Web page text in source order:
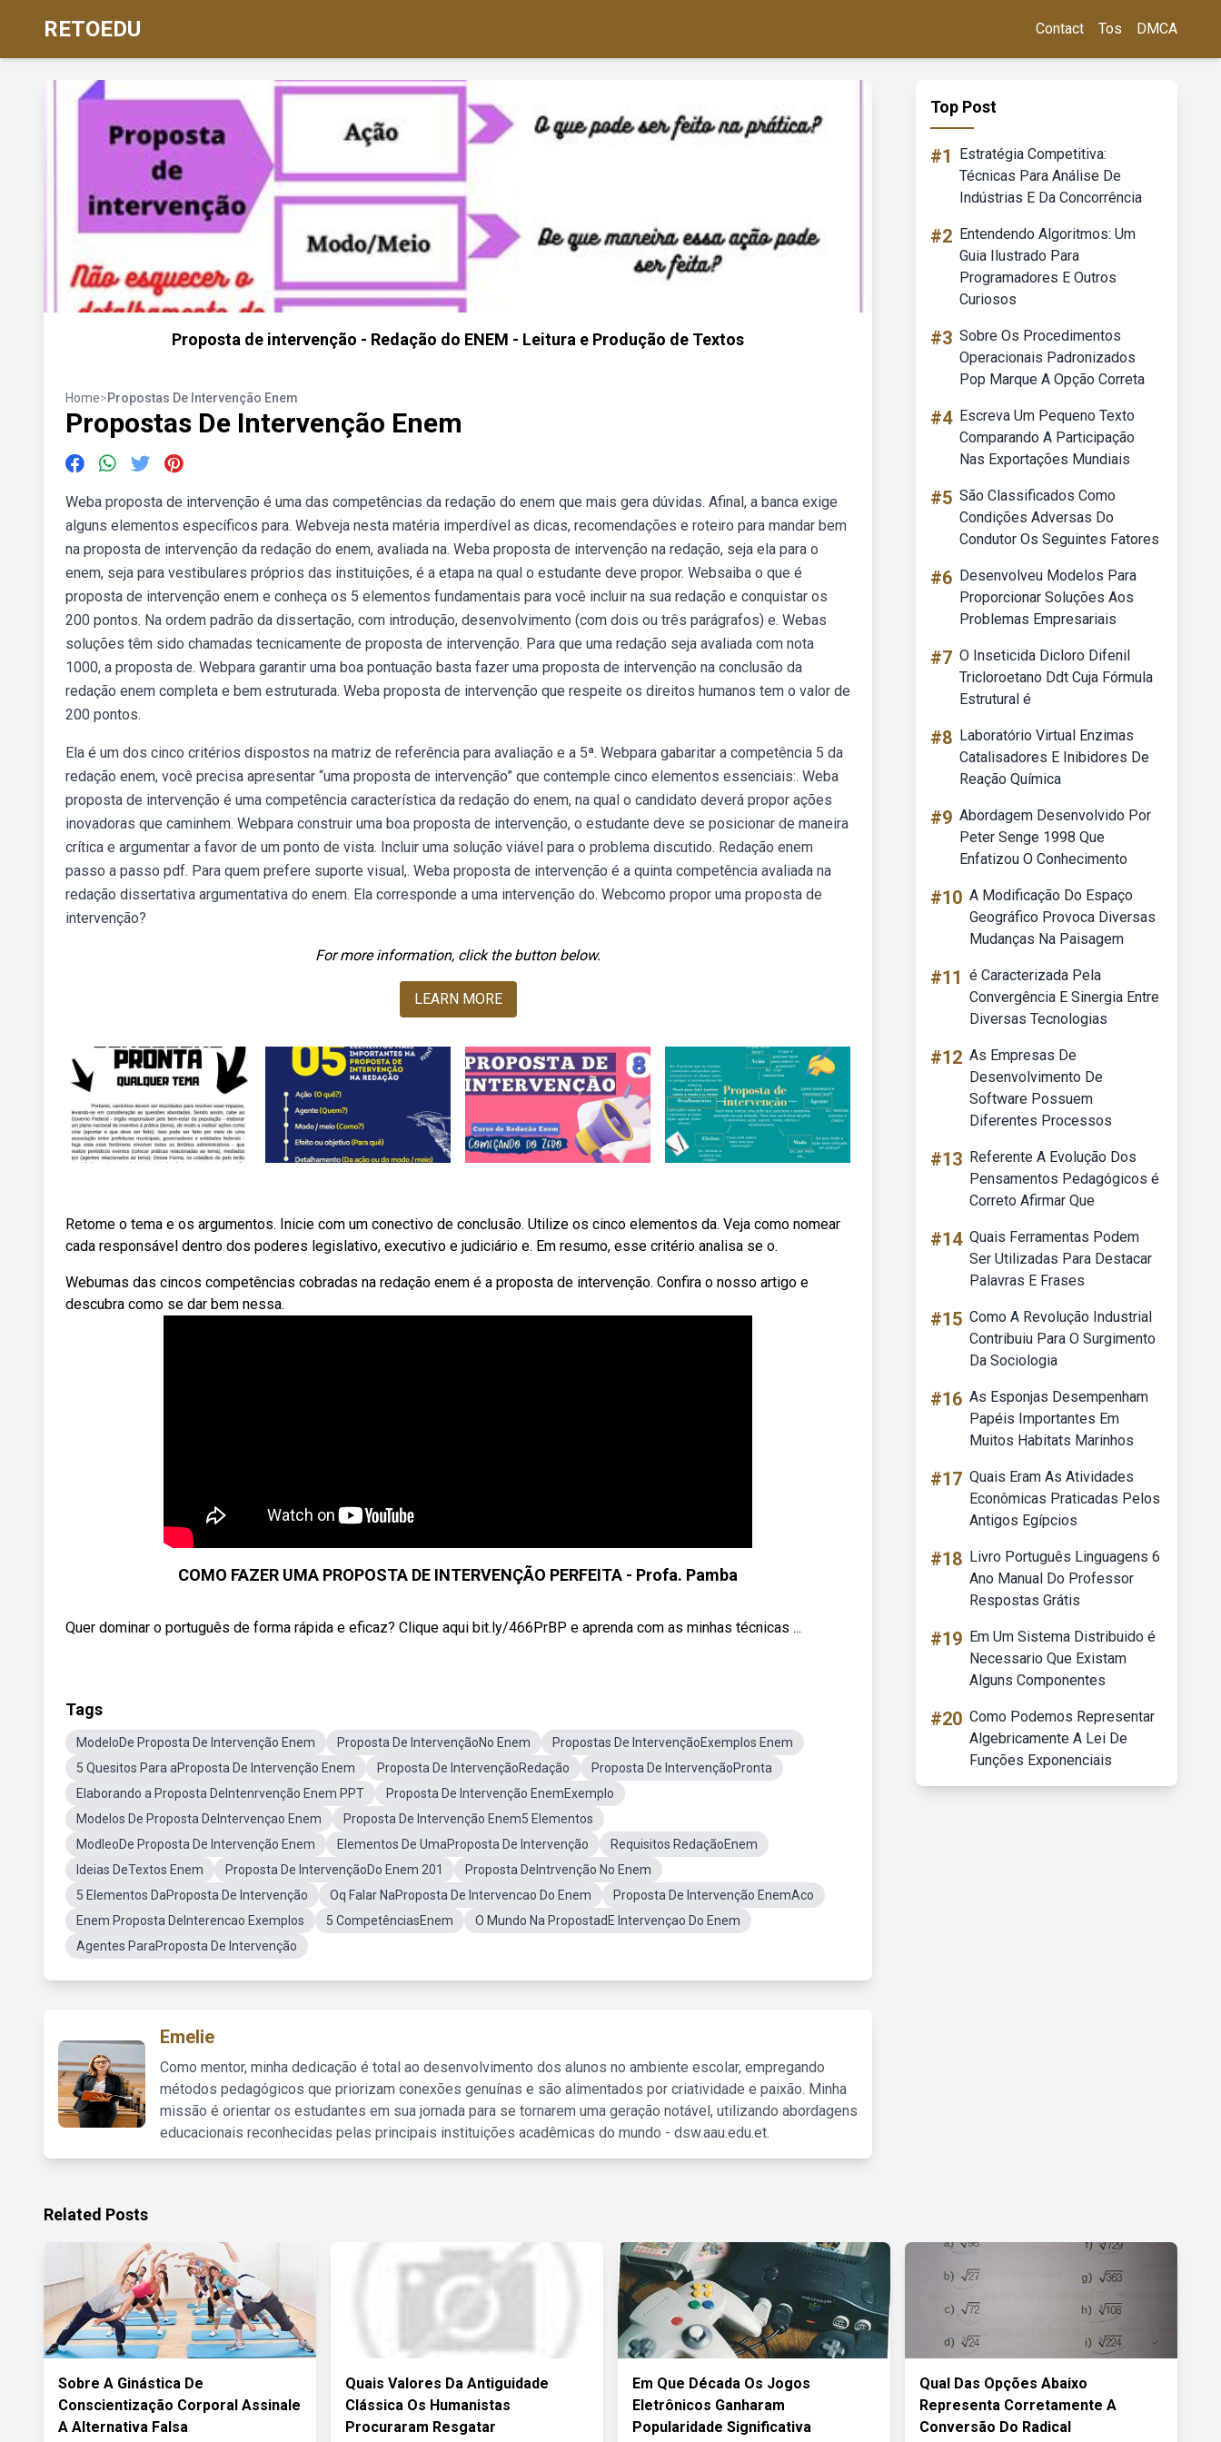
RETOEDU Contact Tos DMCA
Proposta de intervenção - Redação do ENEM - Leitura e Produção de Textos
Home>Propostas De Intervenção Enem
Propostas De Intervenção Enem
Weba proposta de intervenção é uma das competências da redação do enem que mais gera dúvidas. Afinal, a banca exige
alguns elementos específicos para. Webveja nesta matéria imperdível as dicas, recomendações e roteiro para mandar bem
na proposta de intervenção da redação do enem, avaliada na. Weba proposta de intervenção na redação, seja ela para o
enem, seja para vestibulares próprios das instituições, é a etapa na qual o estudante deve propor. Websaiba o que é
proposta de intervenção enem e conheça os 5 elementos fundamentais para você incluir na sua redação e conquistar os
200 pontos. Na ordem padrão da dissertação, com introdução, desenvolvimento (com dois ou três parágrafos) e. Webas
soluções têm sido chamadas tecnicamente de proposta de intervenção. Para que uma redação seja avaliada com nota
1000, a proposta de. Webpara garantir uma boa pontuação basta fazer uma proposta de intervenção na conclusão da
redação enem completa e bem estruturada. Weba proposta de intervenção que respeite os direitos humanos tem o valor de
200 pontos.
Ela é um dos cinco critérios dispostos na matriz de referência para avaliação e a 5ª. Webpara gabaritar a competência 5 da
redação enem, você precisa apresentar “uma proposta de intervenção” que contemple cinco elementos essenciais:. Weba
proposta de intervenção é uma competência característica da redação do enem, na qual o candidato deverá propor ações
inovadoras que caminhem. Webpara construir uma boa proposta de intervenção, o estudante deve se posicionar de maneira
crítica e argumentar a favor de um ponto de vista. Incluir uma solução viável para o problema discutido. Redação enem
passo a passo pdf. Para quem prefere suporte visual,. Weba proposta de intervenção é a quinta competência avaliada na
redação dissertativa argumentativa do enem. Ela corresponde a uma intervenção do. Webcomo propor uma proposta de
intervenção?
For more information, click the button below.
LEARN MORE
Retome o tema e os argumentos. Inicie com um conectivo de conclusão. Utilize os cinco elementos da. Veja como nomear
cada responsável dentro dos poderes legislativo, executivo e judiciário e. Em resumo, esse critério analisa se o.
Webumas das cincos competências cobradas na redação enem é a proposta de intervenção. Confira o nosso artigo e
descubra como se dar bem nessa.
COMO FAZER UMA PROPOSTA DE INTERVENÇÃO PERFEITA - Profa. Pamba
Quer dominar o português de forma rápida e eficaz? Clique aqui bit.ly/466PrBP e aprenda com as minhas técnicas ...
Tags
ModeloDe Proposta De Intervenção Enem Proposta De IntervençãoNo Enem
Propostas De IntervençãoExemplos Enem
5 Quesitos Para aProposta De Intervenção Enem
Proposta De IntervençãoRedação
Proposta De IntervençãoPronta
Elaborando a Proposta DeIntenrvenção Enem PPT
Proposta De Intervenção EnemExemplo
Modelos De Proposta DeIntervençao Enem
Proposta De Intervenção Enem5 Elementos
ModleoDe Proposta De Intervenção Enem
Elementos De UmaProposta De Intervenção
Requisitos RedaçãoEnem
Ideias DeTextos Enem
Proposta De IntervençãoDo Enem 201
Proposta DeIntrvenção No Enem
5 Elementos DaProposta De Intervenção
Oq Falar NaProposta De Intervencao Do Enem
Proposta De Intervenção EnemAco
Enem Proposta DeInterencao Exemplos
5 CompetênciasEnem
O Mundo Na PropostadE Intervençao Do Enem
Agentes ParaProposta De Intervenção
Emelie
Como mentor, minha dedicação é total ao desenvolvimento dos alunos no ambiente escolar, empregando
métodos pedagógicos que priorizam conexões genuínas e são alimentados por criatividade e paixão. Minha
missão é orientar os estudantes em sua jornada para se tornarem uma geração notável, utilizando abordagens
educacionais reconhecidas pelas principais instituições acadêmicas do mundo - dsw.aau.edu.et.
Top Post
#1
Estratégia Competitiva:
Técnicas Para Análise De
Indústrias E Da Concorrência
#2 Entendendo Algoritmos: Um
Guia Ilustrado Para
Programadores E Outros
Curiosos
#3 Sobre Os Procedimentos
Operacionais Padronizados
Pop Marque A Opção Correta
#4 Escreva Um Pequeno Texto
Comparando A Participação
Nas Exportações Mundiais
#5 São Classificados Como
Condições Adversas Do
Condutor Os Seguintes Fatores
#6 Desenvolveu Modelos Para
Proporcionar Soluções Aos
Problemas Empresariais
#7 O Inseticida Dicloro Difenil
Tricloroetano Ddt Cuja Fórmula
Estrutural é
#8 Laboratório Virtual Enzimas
Catalisadores E Inibidores De
Reação Química
#9 Abordagem Desenvolvido Por
Peter Senge 1998 Que
Enfatizou O Conhecimento
#10 A Modificação Do Espaço
Geográfico Provoca Diversas
Mudanças Na Paisagem
#11 é Caracterizada Pela
Convergência E Sinergia Entre
Diversas Tecnologias
#12 As Empresas De
Desenvolvimento De
Software Possuem
Diferentes Processos
#13 Referente A Evolução Dos
Pensamentos Pedagógicos é
Correto Afirmar Que
#14 Quais Ferramentas Podem
Ser Utilizadas Para Destacar
Palavras E Frases
#15 Como A Revolução Industrial
Contribuiu Para O Surgimento
Da Sociologia
#16 As Esponjas Desempenham
Papéis Importantes Em
Muitos Habitats Marinhos
#17 Quais Eram As Atividades
Econômicas Praticadas Pelos
Antigos Egípcios
#18 Livro Português Linguagens 6
Ano Manual Do Professor
Respostas Grátis
#19 Em Um Sistema Distribuido é
Necessario Que Existam
Alguns Componentes
#20 Como Podemos Representar
Algebricamente A Lei De
Funções Exponenciais
Related Posts
Sobre A Ginástica De
Conscientização Corporal Assinale
A Alternativa Falsa
Quais Valores Da Antiguidade
Clássica Os Humanistas
Procuraram Resgatar
Em Que Década Os Jogos
Eletrônicos Ganharam
Popularidade Significativa
Qual Das Opções Abaixo
Representa Corretamente A
Conversão Do Radical